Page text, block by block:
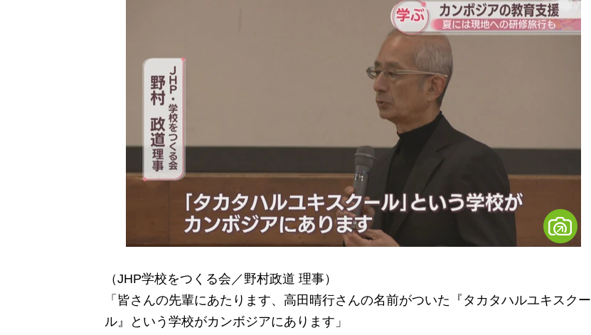
（JHP学校をつくる会／野村政道 理事）
「皆さんの先輩にあたります、高田晴行さんの名前がついた『タカタハルユキスクー
ル』という学校がカンボジアにあります」